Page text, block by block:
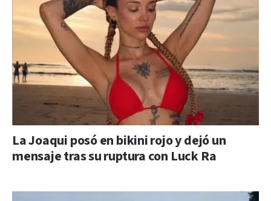
La Joaqui posó en bikini rojo y dejó un
mensaje tras su ruptura con Luck Ra